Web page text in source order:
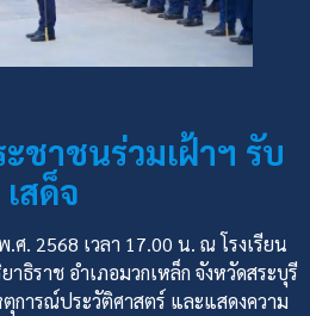
ชาชนร่วมเฝ้าฯ รับ
เสด็จ
. 2568 เวลา 17.00 น. ณ โรงเรียน
ธิราช อำเภอมวกเหล็ก จังหวัดสระบุรี
การณ์ประวัติศาสตร์ และแสดงความ